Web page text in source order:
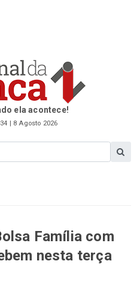
ela acontece!
| 8 Agosto 2026
Família com
nesta terça